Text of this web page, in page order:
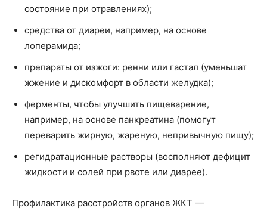
состояние при отравлениях);
средства от диареи, например, на основе
лоперамида;
препараты от изжоги: ренни или гастал (уменьшат
жжение и дискомфорт в области желудка);
ферменты, чтобы улучшить пищеварение,
например, на основе панкреатина (помогут
переварить жирную, жареную, непривычную пищу);
регидратационные растворы (восполняют дефицит
жидкости и солей при рвоте или диарее).
Профилактика расстройств органов ЖКТ —